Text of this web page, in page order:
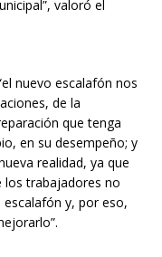
valoró el
nuevo escalafón nos
de la
que tenga
en su desempeño; y
realidad, ya que
los trabajadores no
y, por eso,